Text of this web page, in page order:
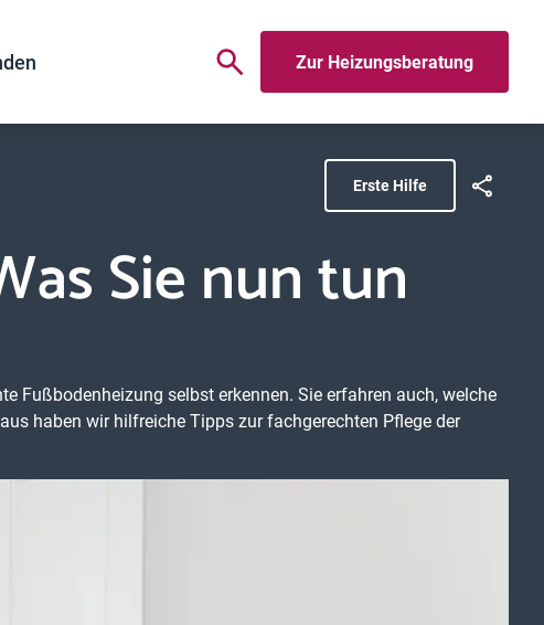
Zur Heizungsberatung
Erste Hilfe
Sie nun tun
Fußbodenheizung selbst erkennen. Sie erfahren auch, welche
haben wir hilfreiche Tipps zur fachgerechten Pflege der